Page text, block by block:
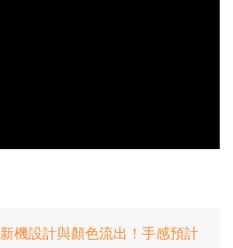
機設計與顏色流出！手感預計